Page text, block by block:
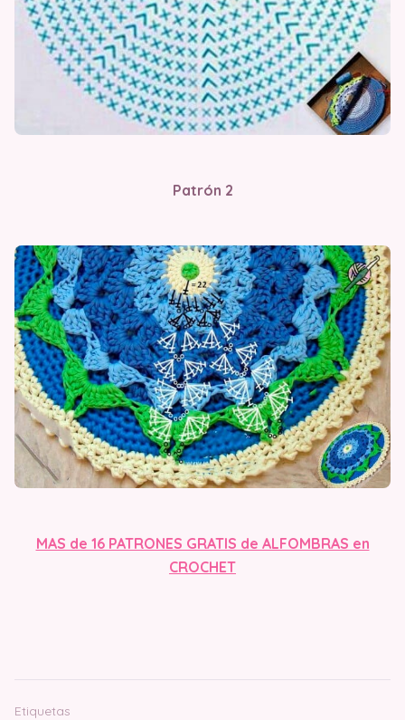
Patrón 2
MAS de 16 PATRONES GRATIS de ALFOMBRAS en
CROCHET
Etiquetas